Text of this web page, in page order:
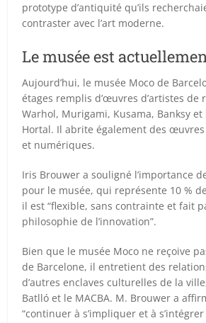
prototype d’antiquité qu’ils
contraster avec l’art moderne.
Le musée est
Aujourd’hui, le musée Moco de
étages remplis d’œuvres d’artistes de
Warhol, Murigami, Kusama, Banksy et
Hortal. Il abrite également des œuvres
et numériques.
Iris Brouwer a souligné l’importance
pour le musée, qui représente 10 %
il est “flexible, sans contrainte et fait
philosophie de l’innovation”.
Bien que le musée Moco ne reçoive
de Barcelone, il entretient des
d’autres enclaves culturelles de la
Batlló et le MACBA. M. Brouwer a
“continuer à s’impliquer et à